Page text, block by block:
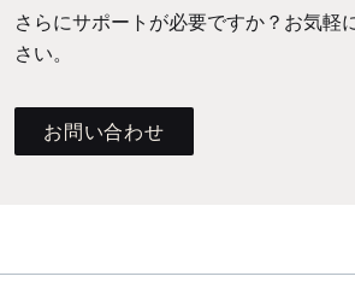
さらにサポートが必要ですか？お気軽
さい。
お問い合わせ